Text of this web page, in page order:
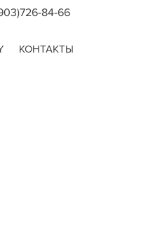
84-66
КОНТАКТЫ